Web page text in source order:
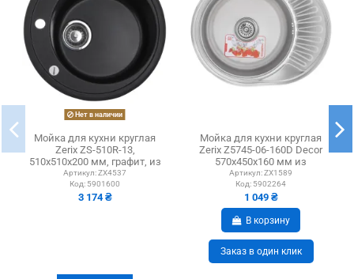
Нет в наличии
Мойка для кухни круглая
Zerix ZS-510R-13,
510х510х200 мм, графит, из
гранита
Артикул:ZX4537
Код: 5901600
3 174 ₴
Мойка для кухни круглая
Zerix Z5745-06-160D Decor
570x450x160 мм из
нержавеющей стали
Артикул:ZX1589
Код: 5902264
1 049 ₴
В корзину
Заказ в один клик